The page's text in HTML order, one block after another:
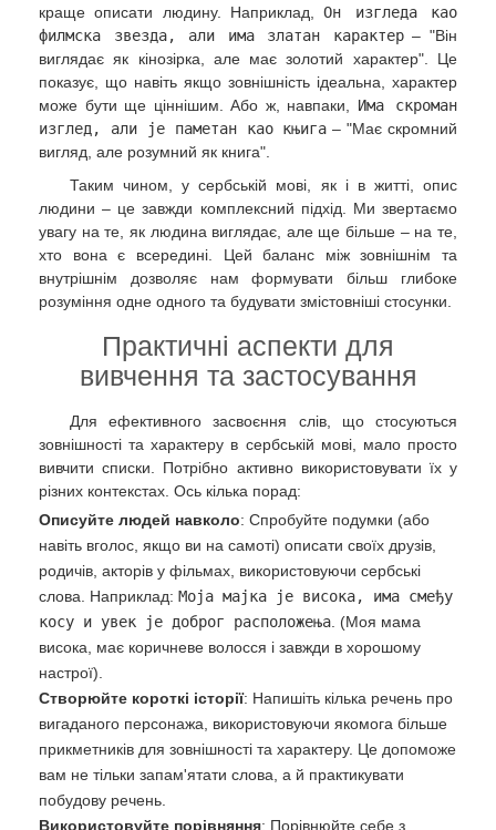
краще описати людину. Наприклад,Он изгледа као
филмска звезда, али има златан карактер– "Він
виглядає як кінозірка, але має золотий характер". Це
показує, що навіть якщо зовнішність ідеальна, характер
може бути ще ціннішим. Або ж, навпаки, Има скроман
изглед, али је паметан као књига – "Має скромний
вигляд, але розумний як книга".
Таким чином, у сербській мові, як і в житті, опис
людини – це завжди комплексний підхід. Ми звертаємо
увагу на те, як людина виглядає, але ще більше – на те,
хто вона є всередині. Цей баланс між зовнішнім та
внутрішнім дозволяє нам формувати більш глибоке
розуміння одне одного та будувати змістовніші стосунки.
Практичні аспекти для
вивчення та застосування
Для ефективного засвоєння слів, що стосуються
зовнішності та характеру в сербській мові, мало просто
вивчити списки. Потрібно активно використовувати їх у
різних контекстах. Ось кілька порад:
Описуйте людей навколо: Спробуйте подумки (або
навіть вголос, якщо ви на самоті) описати своїх друзів,
родичів, акторів у фільмах, використовуючи сербські
слова. Наприклад: Моја мајка је висока, има смеђу
косу и увек је доброг расположења. (Моя мама
висока, має коричневе волосся і завжди в хорошому
настрої).
Створюйте короткі історії: Напишіть кілька речень про
вигаданого персонажа, використовуючи якомога більше
прикметників для зовнішності та характеру. Це допоможе
вам не тільки запам'ятати слова, а й практикувати
побудову речень.
Використовуйте порівняння: Порівнюйте себе з